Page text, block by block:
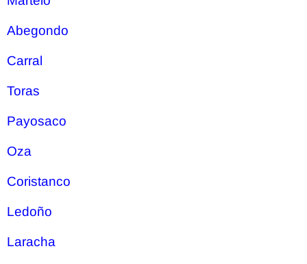
Abegondo
Carral
Toras
Payosaco
Oza
Coristanco
Ledoño
Laracha